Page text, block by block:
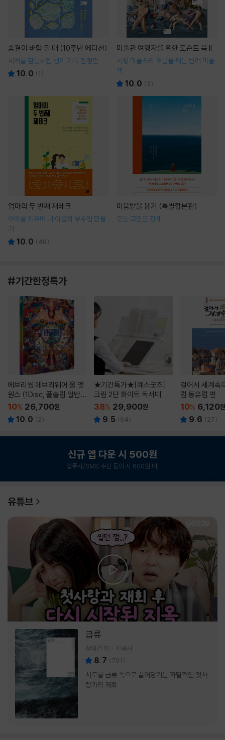
숨결이 바람 될 때 (10주년 에디션)
세계를 감동시킨 생의 기록 한정판
10.0 (1 )
미술관 여행자를 위한 도슨트 북 II
서양 미술사의 흐름을 꿰는 반려 미술
책
10.0 ( 3)
엄마의 두 번째 재테크
아이를 키우며 내 이름의 부수입 만들
기
10.0 (48)
미움받을 용기 (특별합본판)
모든 고민은 관계
#기간한정특가
에브리씽 에브리웨어 올 앳
원스 (1Disc, 풀슬립 일반
판) : 블루레이
10% 26,700원
10.0 ( 2)
★기간특가★[예스굿즈]
크림 2단 화이트 독서대
38% 29,900원
9.5 (94)
걸어서 세계속
럽 동유럽 편
10% 6,120원
9.6 ( 27)
신규 앱 다운 시 500원
앱푸시/SMS 수신 동의 시 600원 더!
유튜브
급류
정대건 저 민음사
8.7 (701 )
서로를 급류 속으로 끌어당기는 파멸적인 첫사
랑과의 재회